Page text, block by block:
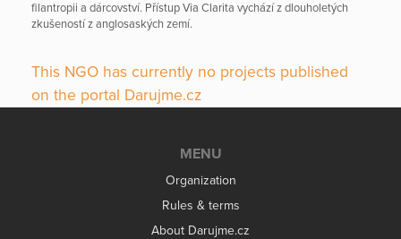
filantropii a dárcovství. Přístup Via Clarita vychází z dlouholetých
zkušeností z anglosaských zemí.
This NGO has currently no projects published
on the portal Darujme.cz
MENU
Organization
Rules & terms
About Darujme.cz